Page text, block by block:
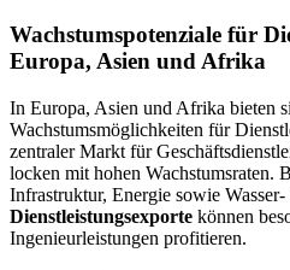
Wachstumspotenziale für
Europa, Asien und Afrika
In Europa, Asien und Afrika bieten
Wachstumsmöglichkeiten für
zentraler Markt für
locken mit hohen Wachstumsraten.
Infrastruktur, Energie sowie
Dienstleistungsexporte können
Ingenieurleistungen profitieren.